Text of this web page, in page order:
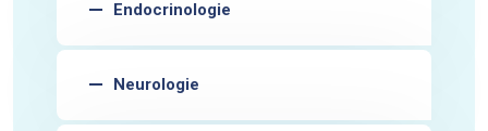
Endocrinologie
Neurologie